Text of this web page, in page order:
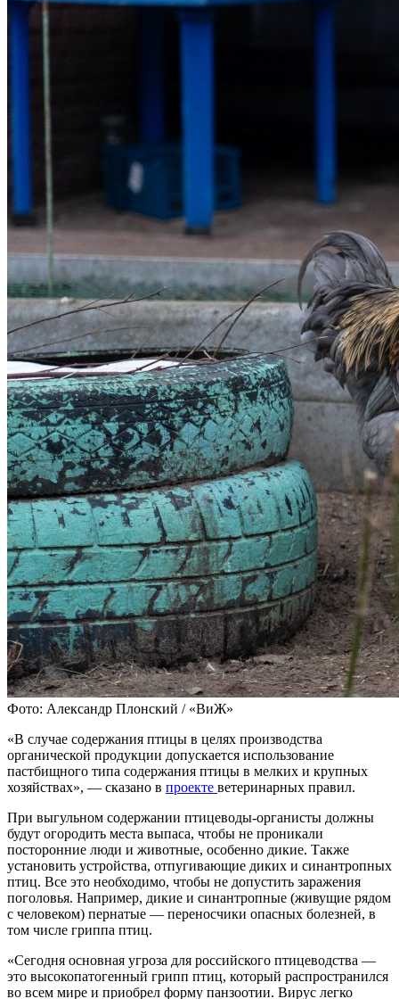
Фото: Александр Плонский / «ВиЖ»
«В случае содержания птицы в целях производства
органической продукции допускается использование
пастбищного типа содержания птицы в мелких и крупных
хозяйствах», — сказано в проекте ветеринарных правил.
При выгульном содержании птицеводы-органисты должны
будут огородить места выпаса, чтобы не проникали
посторонние люди и животные, особенно дикие. Также
установить устройства, отпугивающие диких и синантропных
птиц. Все это необходимо, чтобы не допустить заражения
поголовья. Например, дикие и синантропные (живущие рядом
с человеком) пернатые — переносчики опасных болезней, в
том числе гриппа птиц.
«Сегодня основная угроза для российского птицеводства —
это высокопатогенный грипп птиц, который распространился
во всем мире и приобрел форму панзоотии. Вирус легко